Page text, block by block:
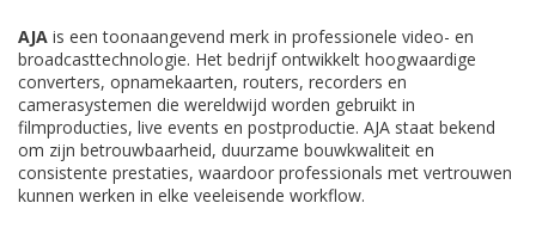
AJA is een toonaangevend merk in professionele video- en
broadcasttechnologie. Het bedrijf ontwikkelt hoogwaardige
converters, opnamekaarten, routers, recorders en
camerasystemen die wereldwijd worden gebruikt in
filmproducties, live events en postproductie. AJA staat bekend
om zijn betrouwbaarheid, duurzame bouwkwaliteit en
consistente prestaties, waardoor professionals met vertrouwen
kunnen werken in elke veeleisende workflow.